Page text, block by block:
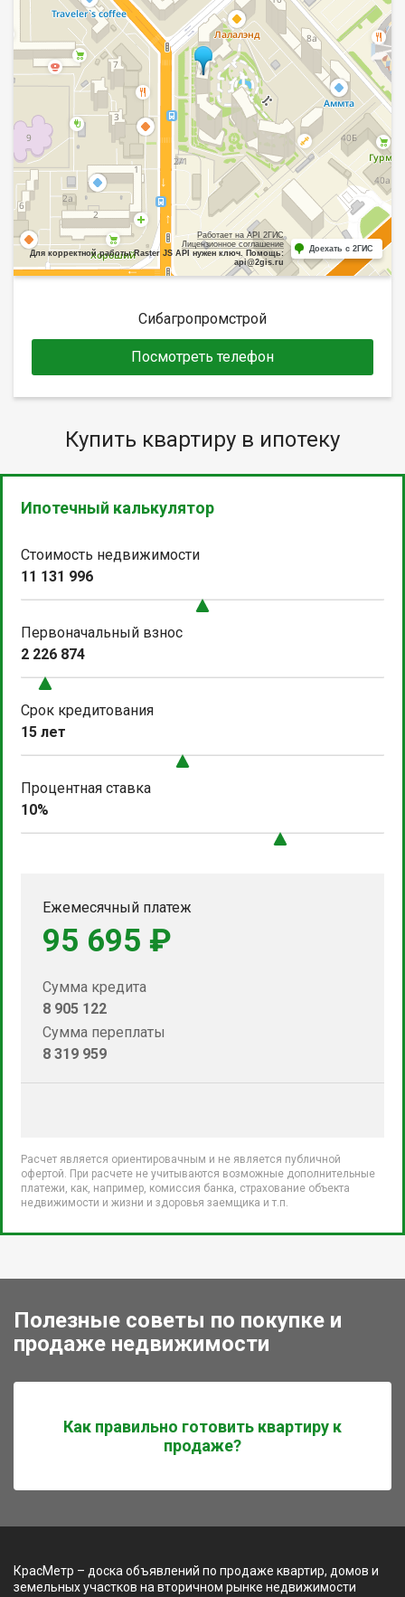
Работает на API 2ГИС
Лицензионное соглашение
Для корректной работы Raster JS API нужен ключ. Помощь:
api@2gis.ru
Доехать с 2ГИС
Сибагропромстрой
Посмотреть телефон
Купить квартиру в ипотеку
Ипотечный калькулятор
Стоимость недвижимости
11 131 996
Первоначальный взнос
2 226 874
Срок кредитования
15 лет
Процентная ставка
10%
Ежемесячный платеж
95 695 ₽
Сумма кредита
8 905 122
Сумма переплаты
8 319 959
Расчет является ориентировачным и не является публичной
офертой. При расчете не учитываются возможные дополнительные
платежи, как, например, комиссия банка, страхование объекта
недвижимости и жизни и здоровья заемщика и т.п.
Полезные советы по покупке и
продаже недвижимости
Как правильно готовить квартиру к
продаже?
КрасМетр – доска объявлений по продаже квартир, домов и
земельных участков на вторичном рынке недвижимости